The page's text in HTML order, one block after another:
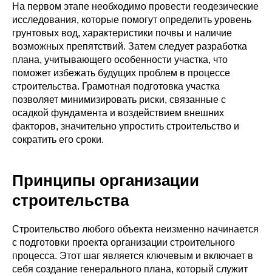
На первом этапе необходимо провести геодезические
исследования, которые помогут определить уровень
грунтовых вод, характеристики почвы и наличие
возможных препятствий. Затем следует разработка
плана, учитывающего особенности участка, что
поможет избежать будущих проблем в процессе
строительства. Грамотная подготовка участка
позволяет минимизировать риски, связанные с
осадкой фундамента и воздействием внешних
факторов, значительно упростить строительство и
сократить его сроки.
Принципы организации
строительства
Строительство любого объекта неизменно начинается
с подготовки проекта организации строительного
процесса. Этот шаг является ключевым и включает в
себя создание генерального плана, который служит